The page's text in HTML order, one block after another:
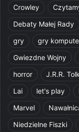
Crowley
Debaty Małej Rady
gry
gry
Gwiezdne Wojny
horror
J.R.R.
Lai
let's play
Marvel
Niedzielne Fiszki